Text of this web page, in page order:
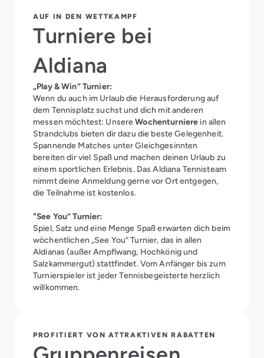
AUF IN DEN WETTKAMPF
Turniere bei
Aldiana
„Play & Win“ Turnier:
Wenn du auch im Urlaub die Herausforderung auf
dem Tennisplatz suchst und dich mit anderen
messen möchtest: UnsereWochenturniere in allen
Strandclubs bieten dir dazu die beste Gelegenheit.
Spannende Matches unter Gleichgesinnten
bereiten dir viel Spaß und machen deinen Urlaub zu
einem sportlichen Erlebnis. Das Aldiana Tennisteam
nimmt deine Anmeldung gerne vor Ort entgegen,
die Teilnahme ist kostenlos.
"See You“ Turnier:
Spiel, Satz und eine Menge Spaß erwarten dich beim
wöchentlichen „See You“ Turnier, das in allen
Aldianas (außer Ampflwang, Hochkönig und
Salzkammergut) stattfindet. Vom Anfänger bis zum
Turnierspieler ist jeder Tennisbegeisterte herzlich
willkommen.
PROFITIERT VON ATTRAKTIVEN RABATTEN